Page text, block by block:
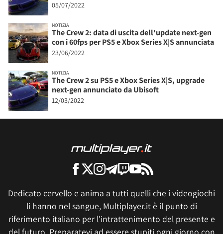
05/07/2022
NOTIZIA
The Crew 2: data di uscita dell'update next-gen
con i 60fps per PS5 e Xbox Series X|S annunciata
23/06/2022
NOTIZIA
The Crew 2 su PS5 e Xbox Series X|S, upgrade
next-gen annunciato da Ubisoft
12/03/2022
Dedicato cervello e anima a tutti quelli che i videogiochi
li hanno nel sangue, Multiplayer.it è il punto di
riferimento italiano per l'intrattenimento del presente e